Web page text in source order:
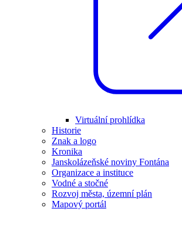
Virtuální prohlídka
Historie
Znak a logo
Kronika
Janskolázeňské noviny Fontána
Organizace a instituce
Vodné a stočné
Rozvoj města, územní plán
Mapový portál